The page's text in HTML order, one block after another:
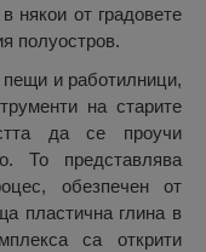
някои от градовете
полуостров.
и работилници,
на старите
да се проучи
То представлява
обезпечен от
пластична глина в
са открити